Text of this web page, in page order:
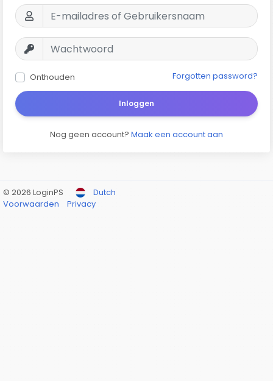
Onthouden Forgotten password?
Inloggen
Nog geen account? Maak een account aan
© 2026 LoginPS
Dutch
Voorwaarden
Privacy